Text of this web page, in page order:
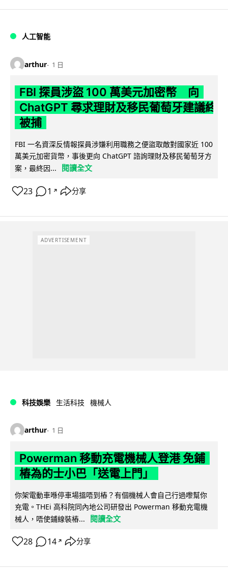
人工智能
arthur 1 日
FBI 探員涉盜 100 萬美元加密幣 向
ChatGPT 尋求理財及移民葡萄牙建議終
被捕
FBI 一名資深反情報探員涉嫌利用職務之便盜取敵對國家近 100
萬美元加密貨幣，事後更向 ChatGPT 諮詢理財及移民葡萄牙方
案，最終因...
閱讀全文
23 1 ↗ 分享
ADVERTISEMENT
科技娛樂 生活科技 機械人
arthur 1 日
Powerman 移動充電機械人登港 免鋪
樁為的士小巴「送電上門」
你架電動車喺停車場搵唔到樁？有個機械人會自己行過嚟幫你
充電。THEi 高科院同內地公司研發出 Powerman 移動充電機
械人，唔使鋪線裝樁...
閱讀全文
28 14 ↗ 分享